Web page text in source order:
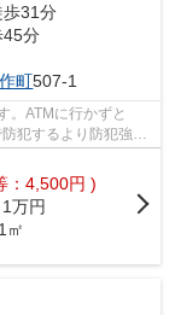
歩31分
45分
町507-1
。ATMに行かずと
犯するより防犯強化
：4,500円 )
1万円
㎡